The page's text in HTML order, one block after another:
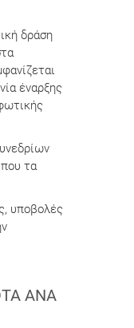
δράση
έναρξης
τα
υποβολές
ΑΝΆ